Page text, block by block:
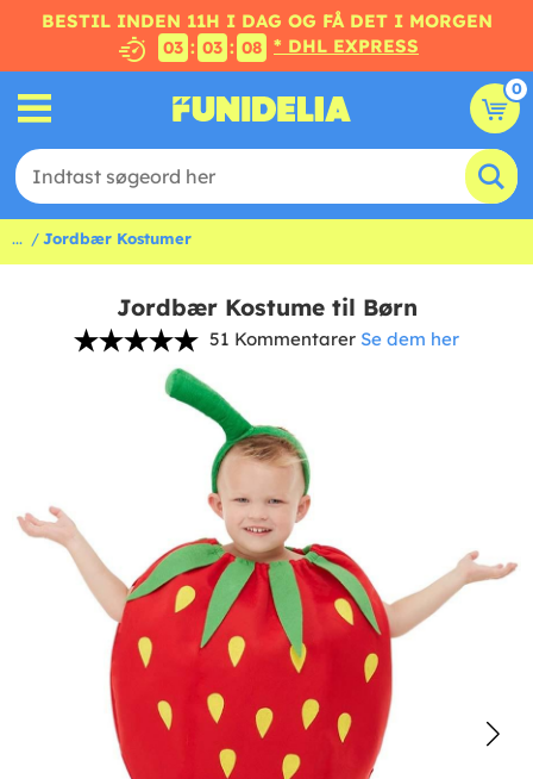
BESTIL INDEN 11H I DAG OG FÅ DET I MORGEN
03 : 03 : 08 * DHL EXPRESS
0
... Jordbær Kostumer
Jordbær Kostume til Børn
51 Kommentarer Se dem her